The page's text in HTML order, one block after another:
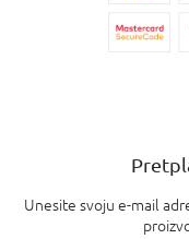
Unesite svoju e-mail